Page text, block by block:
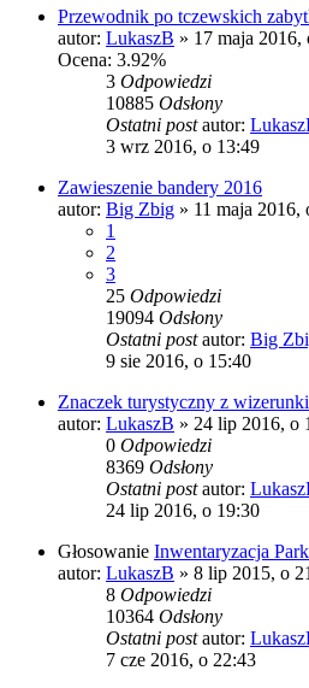
Przewodnik po tczewskich
autor: LukaszB » 17 maja 2016,
Ocena: 3.92%
3 Odpowiedzi
10885 Odsłony
Ostatni postautor:
3 wrz 2016, o 13:49
Zawieszenie bandery 2016
autor: Big Zbig » 11 maja 2016,
1
2
3
25 Odpowiedzi
19094 Odsłony
Ostatni postautor: Big
9 sie 2016, o 15:40
Znaczek turystyczny z
autor: LukaszB » 24 lip 2016, o
0 Odpowiedzi
8369 Odsłony
Ostatni postautor:
24 lip 2016, o 19:30
Głosowanie Inwentaryzacja
autor: LukaszB » 8 lip 2015, o
8 Odpowiedzi
10364 Odsłony
Ostatni postautor:
7 cze 2016, o 22:43